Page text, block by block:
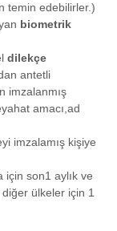
temin edebilirler.)
biometrik
dilekçe
antetli
imzalanmış
amacı,ad
imzalamış kişiye
için son1 aylık ve
ülkeler için 1